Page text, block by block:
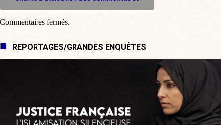
Commentaires fermés.
REPORTAGES/GRANDES ENQUÊTES